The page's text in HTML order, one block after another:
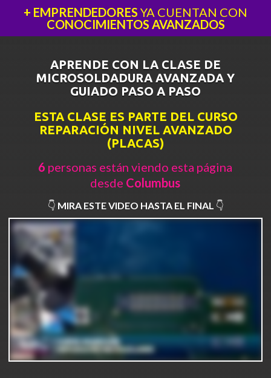
+ EMPRENDEDORES YA CUENTAN CON
CONOCIMIENTOS AVANZADOS
APRENDE CON LA CLASE DE
MICROSOLDADURA AVANZADA Y
GUIADO PASO A PASO
ESTA CLASE ES PARTE DEL CURSO
REPARACIÓN NIVEL AVANZADO
(PLACAS)
6 personas están viendo esta página
desde Columbus
👇 MIRA ESTE VIDEO HASTA EL FINAL 👇